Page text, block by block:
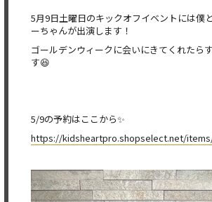
5月9日土曜日のキックオフイベントには僕
ーちゃんが出演します！
ゴールデンウィークに会いにきてくれたら
す😆
5/9の予約はここから✨
https://kidsheartpro.shopselect.net/items/